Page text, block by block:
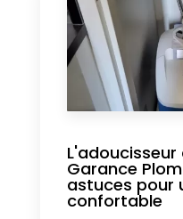
Garance
astuces pour
confortable